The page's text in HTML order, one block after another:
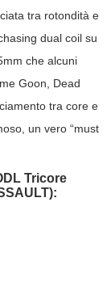
tra rotondità e
dual coil su
che alcuni
Goon, Dead
tra core e
un vero “must
Tricore